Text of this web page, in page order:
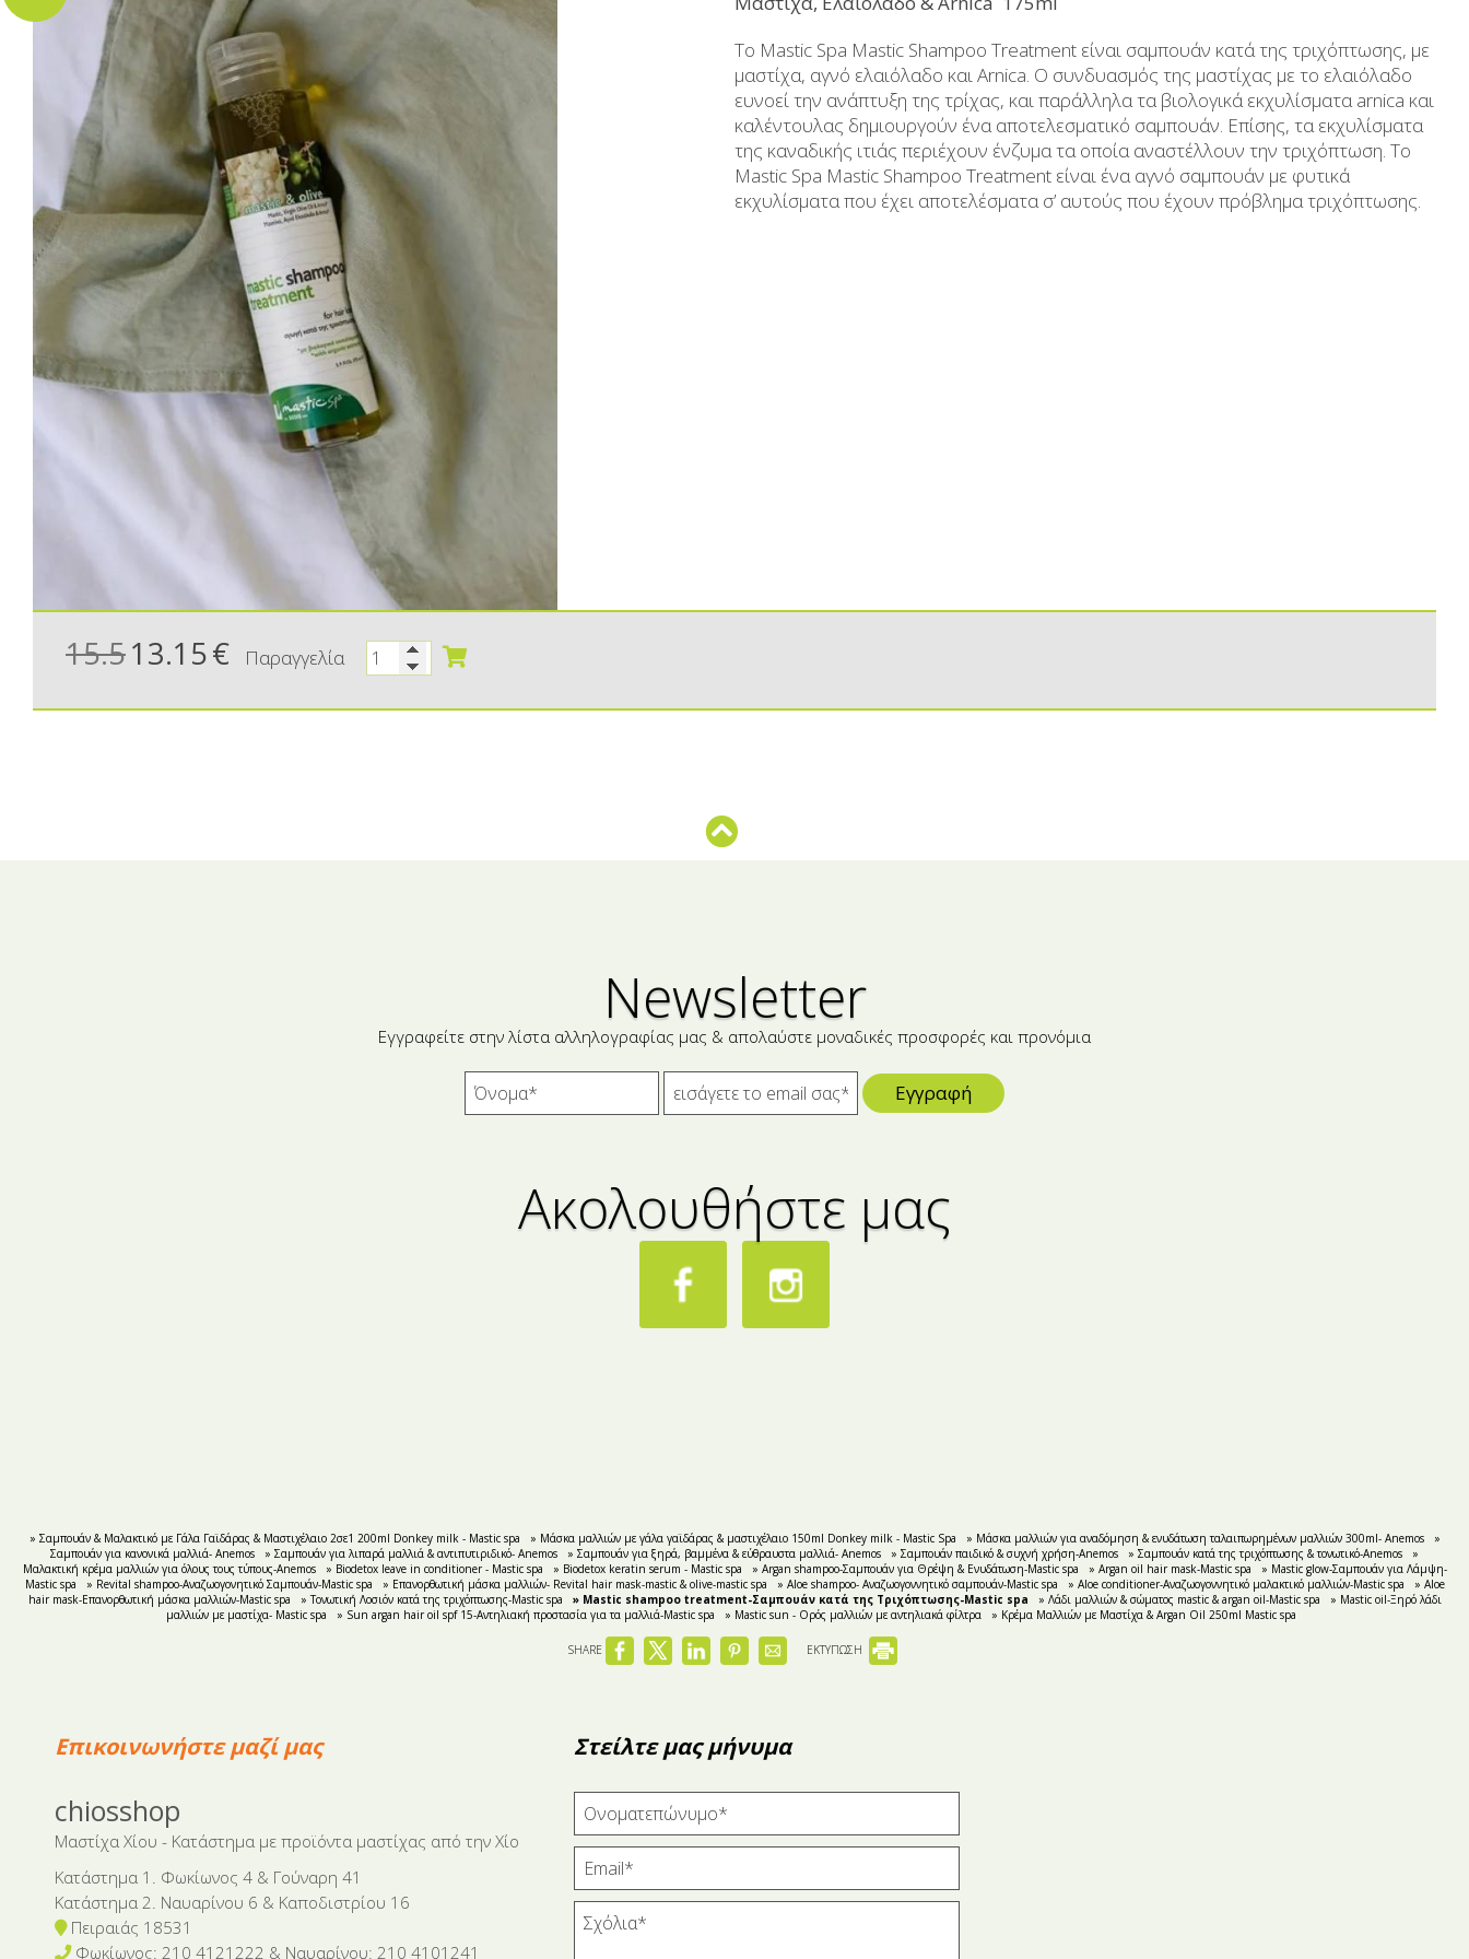
Ζαχαρούχοι Χυμοί - Σιρόπια
Κουλουράκια Χιώτικα- Κουρκουμπίνια-
Ρακόμελα
Λικέρ Επαγγελματικές συσκευασίες
Μη αλκοολούχα - Αναψυκτικά
Αντηλιακά
Ανδρική περιποίηση
Μικρές ξενοδοχειακές συσκευασίες
Κεραλοιφές
Set Καλλυντικών
Ανθόνερo-Ροδόνερo-
Βούτυρα-Ταχίνι-
Αλμυρά
Ροφήματα
To Mastic Spa Mastic Shampoo Treatment είναι σαμπουάν κατά της τριχόπτωσης, με
μαστίχα, αγνό ελαιόλαδο και Arnica. Ο συνδυασμός της μαστίχας με το ελαιόλαδο
ευνοεί την ανάπτυξη της τρίχας, και παράλληλα τα βιολογικά εκχυλίσματα arnica και
καλέντουλας δημιουργούν ένα αποτελεσματικό σαμπουάν. Επίσης, τα εκχυλίσματα
της καναδικής ιτιάς περιέχουν ένζυμα τα οποία αναστέλλουν την τριχόπτωση. Το
Mastic Spa Mastic Shampoo Treatment είναι ένα αγνό σαμπουάν με φυτικά
εκχυλίσματα που έχει αποτελέσματα σ’ αυτούς που έχουν πρόβλημα τριχόπτωσης.
15.513.15€ Παραγγελία
Newsletter
Εγγραφείτε στην λίστα αλληλογραφίας μας & απολαύστε μοναδικές προσφορές και προνόμια
Εγγραφή
Ακολουθήστε μας
» Σαμπουάν & Μαλακτικό με Γάλα Γαϊδάρας & Μαστιχέλαιο 2σε1 200ml Donkey milk - Mastic spa » Μάσκα μαλλιών με γάλα γαϊδάρας & μαστιχέλαιο 150ml Donkey milk - Mastic Spa » Μάσκα μαλλιών για αναδόμηση & ενυδάτωση ταλαιπωρημένων μαλλιών 300ml- Anemos
»
Σαμπουάν για κανονικά μαλλιά- Anemos
» Σαμπουάν για λιπαρά μαλλιά & αντιπυτιριδικό- Anemos » Σαμπουάν για ξηρά, βαμμένα & εύθραυστα μαλλιά- Anemos » Σαμπουάν παιδικό & συχνή χρήση-Anemos » Σαμπουάν κατά της τριχόπτωσης & τονωτικό-Anemos
»
Μαλακτική κρέμα μαλλιών για όλους τους τύπους-Anemos
» Biodetox leave in conditioner - Mastic spa » Biodetox keratin serum - Mastic spa » Argan shampoo-Σαμπουάν για Θρέψη & Ενυδάτωση-Mastic spa » Argan oil hair mask-Mastic spa
» Mastic glow-Σαμπουάν για Λάμψη-
Mastic spa
» Revital shampoo-Αναζωογονητικό Σαμπουάν-Mastic spa » Επανορθωτική μάσκα μαλλιών- Revital hair mask-mastic & olive-mastic spa » Aloe shampoo- Αναζωογοννητικό σαμπουάν-Mastic spa » Aloe conditioner-Αναζωογοννητικό μαλακτικό μαλλιών-Mastic spa
» Aloe
hair mask-Επανορθωτική μάσκα μαλλιών-Mastic spa
» Τονωτική Λοσιόν κατά της τριχόπτωσης-Mastic spa » Mastic shampoo treatment-Σαμπουάν κατά της Τριχόπτωσης-Mastic spa » Λάδι μαλλιών & σώματος mastic & argan oil-Mastic spa
» Mastic oil-Ξηρό λάδι
μαλλιών με μαστίχα- Mastic spa
» Sun argan hair oil spf 15-Αντηλιακή προστασία για τα μαλλιά-Mastic spa » Mastic sun - Ορός μαλλιών με αντηλιακά φίλτρα » Κρέμα Μαλλιών με Μαστίχα & Argan Oil 250ml Mastic spa
SHARE ΕΚΤΥΠΩΣΗ
Επικοινωνήστε μαζί μας
chiosshop
Μαστίχα Χίου - Κατάστημα με προϊόντα μαστίχας από την Χίο
Κατάστημα 1. Φωκίωνος 4 & Γούναρη 41
Κατάστημα 2. Ναυαρίνου 6 & Καποδιστρίου 16
Πειραιάς 18531
Φωκίωνος: 210 4121222 & Nαυαρίνου: 210 4101241
Στείλτε μας μήνυμα